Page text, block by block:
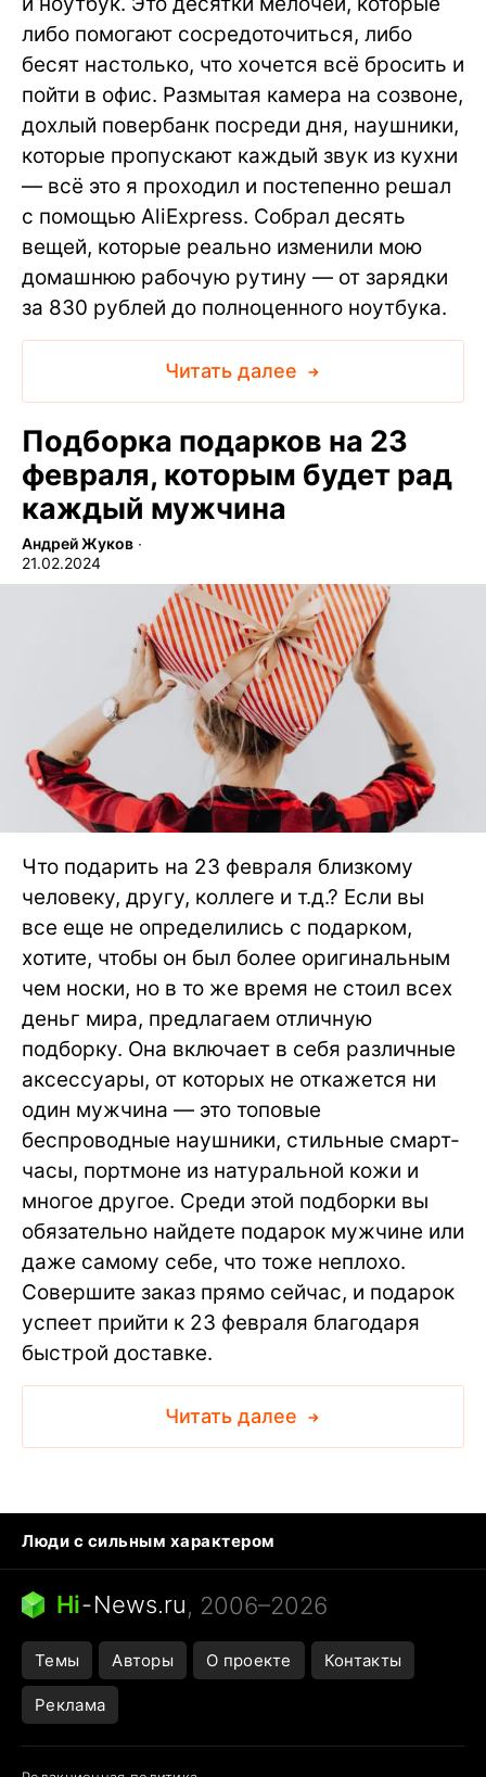
либо помогают сосредоточиться, либо
бесят настолько, что хочется всё бросить и
пойти в офис. Размытая камера на созвоне,
дохлый повербанк посреди дня, наушники,
которые пропускают каждый звук из кухни
— всё это я проходил и постепенно решал
с помощью AliExpress. Собрал десять
вещей, которые реально изменили мою
домашнюю рабочую рутину — от зарядки
за 830 рублей до полноценного ноутбука.
Читать далее
Подборка подарков на 23
февраля, которым будет рад
каждый мужчина
Андрей Жуков ∙
21.02.2024
Что подарить на 23 февраля близкому
человеку, другу, коллеге и т.д.? Если вы
все еще не определились с подарком,
хотите, чтобы он был более оригинальным
чем носки, но в то же время не стоил всех
деньг мира, предлагаем отличную
подборку. Она включает в себя различные
аксессуары, от которых не откажется ни
один мужчина — это топовые
беспроводные наушники, стильные смарт-
часы, портмоне из натуральной кожи и
многое другое. Среди этой подборки вы
обязательно найдете подарок мужчине или
даже самому себе, что тоже неплохо.
Совершите заказ прямо сейчас, и подарок
успеет прийти к 23 февраля благодаря
быстрой доставке.
Читать далее
Люди с сильным характером
Кошка писает на кровать
Тунцы в океанариуме
Ядовитые пауки России
Города в ядерной войне
Открытие в Google Maps
Hi-News.ru, 2006–2026
Темы Авторы О проекте Контакты
Реклама